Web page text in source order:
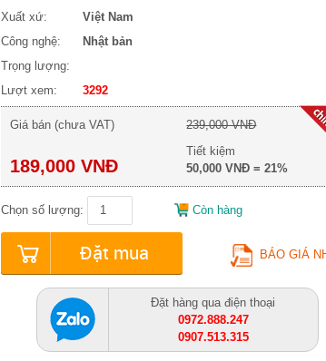
Xuất xứ:
Việt Nam
Công nghệ:
Nhật bản
Trọng lượng:
Lượt xem:
3292
Giá bán (chưa VAT)
189,000 VNĐ
239,000 VNĐ
Tiết kiệm
50,000 VNĐ = 21%
Chọn số lượng: Còn hàng
Đặt mua BÁO GIÁ
Đặt hàng qua điện thoại
0972.888.247
0907.513.315